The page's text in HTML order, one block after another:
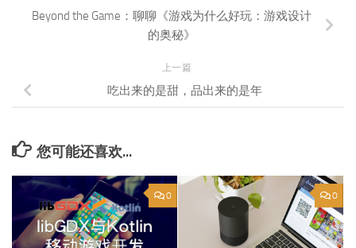
Beyond the Game：聊聊《游戏为什么好玩：游戏设计
的奥秘》
上一篇
吃出来的是甜，品出来的是年
您可能还喜欢...
0 0